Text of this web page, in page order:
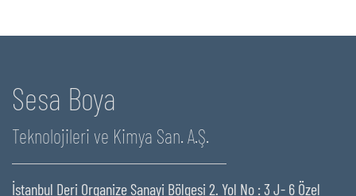
Sesa Boya
Teknolojileri ve Kimya San. A.Ş.
İstanbul Deri Organize Sanayi Bölgesi 2. Yol No : 3 J- 6 Özel